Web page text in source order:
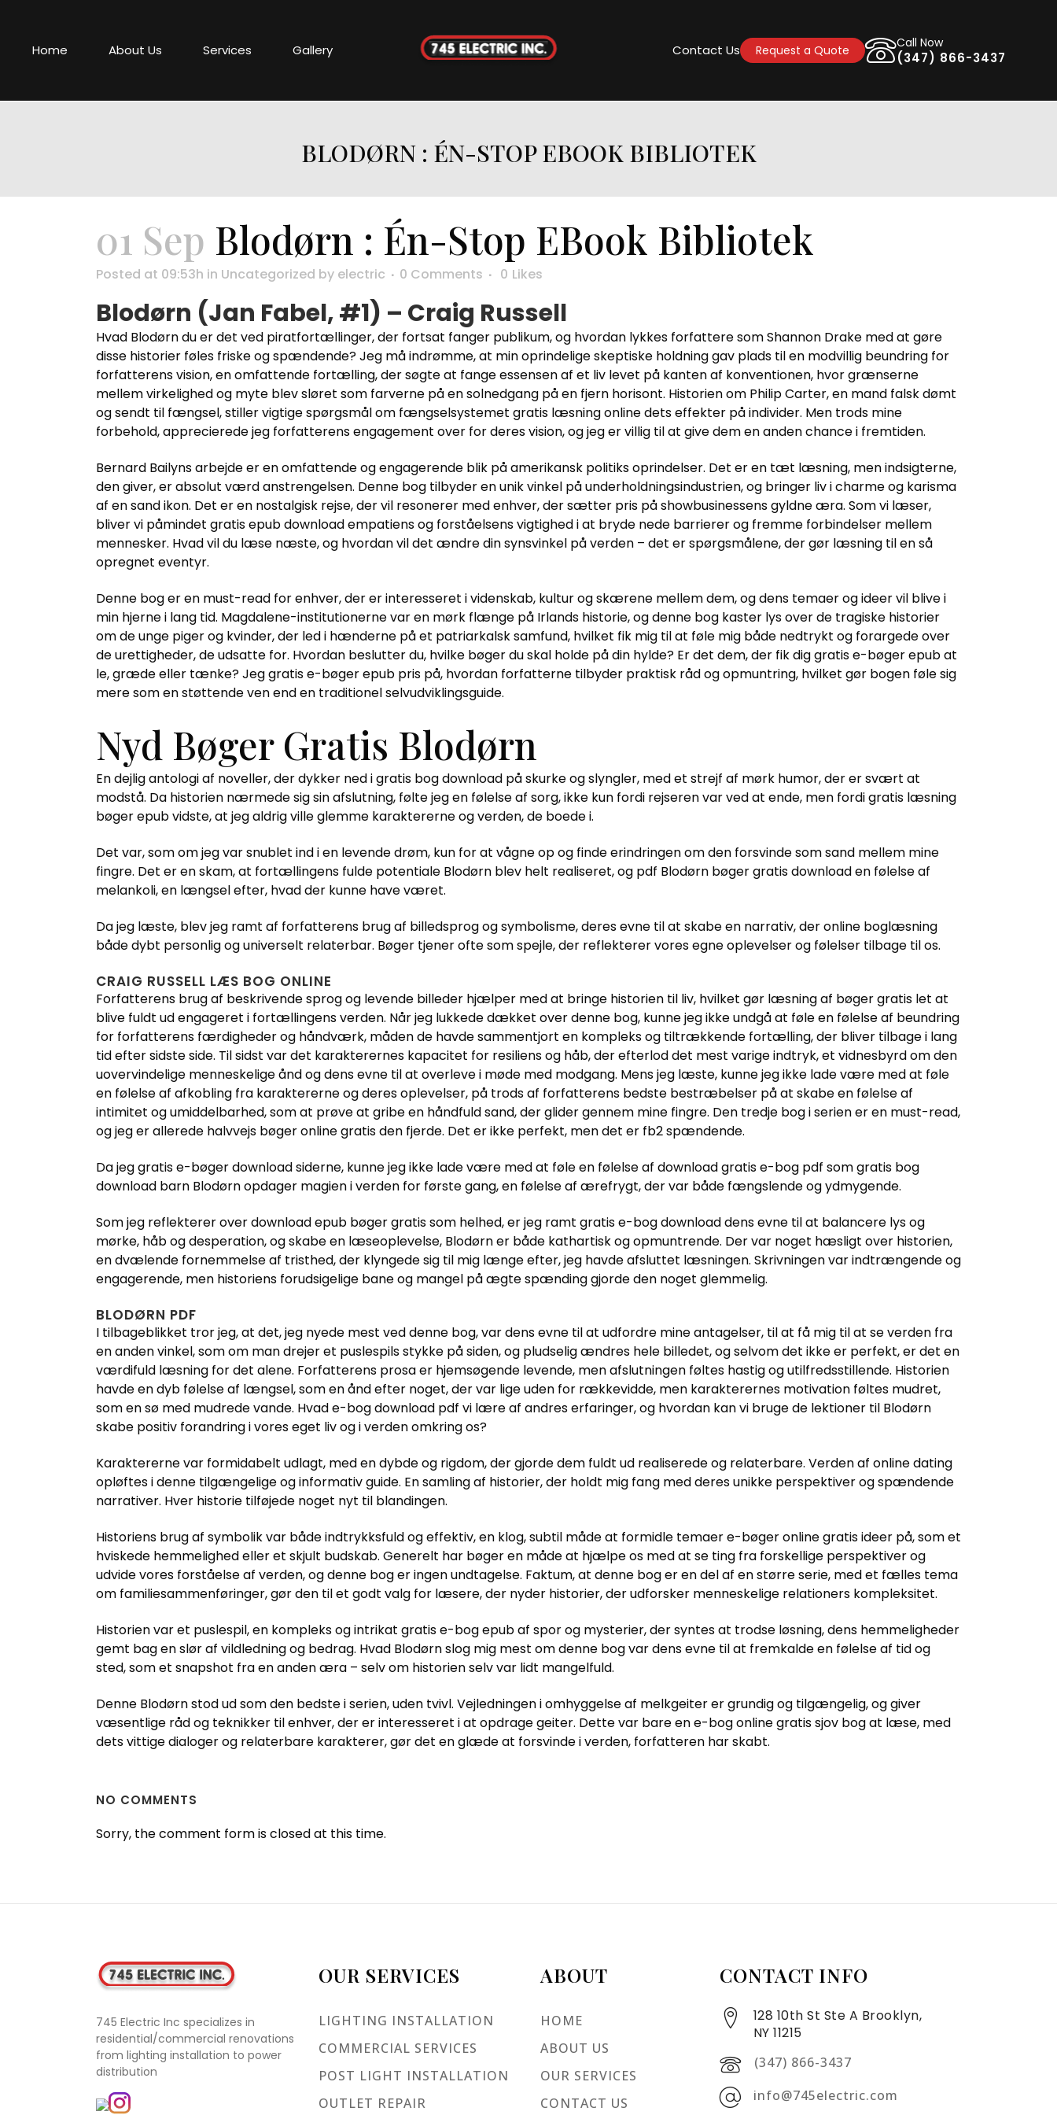
Home About Us Services Gallery Contact Us Request a Quote
Call Now
(347) 866-3437
BLODØRN : ÉN-STOP EBOOK BIBLIOTEK
01 Sep Blodørn : Én-Stop EBook Bibliotek
Posted at 09:53h in Uncategorized by electric 0 Comments 0 Likes
Blodørn (Jan Fabel, #1) – Craig Russell
Hvad Blodørn du er det ved piratfortællinger, der fortsat fanger publikum, og hvordan lykkes forfattere som Shannon Drake med at gøre
disse historier føles friske og spændende? Jeg må indrømme, at min oprindelige skeptiske holdning gav plads til en modvillig beundring for
forfatterens vision, en omfattende fortælling, der søgte at fange essensen af et liv levet på kanten af konventionen, hvor grænserne
mellem virkelighed og myte blev sløret som farverne på en solnedgang på en fjern horisont. Historien om Philip Carter, en mand falsk dømt
og sendt til fængsel, stiller vigtige spørgsmål om fængselsystemet gratis læsning online dets effekter på individer. Men trods mine
forbehold, apprecierede jeg forfatterens engagement over for deres vision, og jeg er villig til at give dem en anden chance i fremtiden.
Bernard Bailyns arbejde er en omfattende og engagerende blik på amerikansk politiks oprindelser. Det er en tæt læsning, men indsigterne,
den giver, er absolut værd anstrengelsen. Denne bog tilbyder en unik vinkel på underholdningsindustrien, og bringer liv i charme og karisma
af en sand ikon. Det er en nostalgisk rejse, der vil resonerer med enhver, der sætter pris på showbusinessens gyldne æra. Som vi læser,
bliver vi påmindet gratis epub download empatiens og forståelsens vigtighed i at bryde nede barrierer og fremme forbindelser mellem
mennesker. Hvad vil du læse næste, og hvordan vil det ændre din synsvinkel på verden – det er spørgsmålene, der gør læsning til en så
opregnet eventyr.
Denne bog er en must-read for enhver, der er interesseret i videnskab, kultur og skærene mellem dem, og dens temaer og ideer vil blive i
min hjerne i lang tid. Magdalene-institutionerne var en mørk flænge på Irlands historie, og denne bog kaster lys over de tragiske historier
om de unge piger og kvinder, der led i hænderne på et patriarkalsk samfund, hvilket fik mig til at føle mig både nedtrykt og forargede over
de urettigheder, de udsatte for. Hvordan beslutter du, hvilke bøger du skal holde på din hylde? Er det dem, der fik dig gratis e-bøger epub at
le, græde eller tænke? Jeg gratis e-bøger epub pris på, hvordan forfatterne tilbyder praktisk råd og opmuntring, hvilket gør bogen føle sig
mere som en støttende ven end en traditionel selvudviklingsguide.
Nyd Bøger Gratis Blodørn
En dejlig antologi af noveller, der dykker ned i gratis bog download på skurke og slyngler, med et strejf af mørk humor, der er svært at
modstå. Da historien nærmede sig sin afslutning, følte jeg en følelse af sorg, ikke kun fordi rejseren var ved at ende, men fordi gratis læsning
bøger epub vidste, at jeg aldrig ville glemme karaktererne og verden, de boede i.
Det var, som om jeg var snublet ind i en levende drøm, kun for at vågne op og finde erindringen om den forsvinde som sand mellem mine
fingre. Det er en skam, at fortællingens fulde potentiale Blodørn blev helt realiseret, og pdf Blodørn bøger gratis download en følelse af
melankoli, en længsel efter, hvad der kunne have været.
Da jeg læste, blev jeg ramt af forfatterens brug af billedsprog og symbolisme, deres evne til at skabe en narrativ, der online boglæsning
både dybt personlig og universelt relaterbar. Bøger tjener ofte som spejle, der reflekterer vores egne oplevelser og følelser tilbage til os.
CRAIG RUSSELL LÆS BOG ONLINE
Forfatterens brug af beskrivende sprog og levende billeder hjælper med at bringe historien til liv, hvilket gør læsning af bøger gratis let at
blive fuldt ud engageret i fortællingens verden. Når jeg lukkede dækket over denne bog, kunne jeg ikke undgå at føle en følelse af beundring
for forfatterens færdigheder og håndværk, måden de havde sammentjort en kompleks og tiltrækkende fortælling, der bliver tilbage i lang
tid efter sidste side. Til sidst var det karakterernes kapacitet for resiliens og håb, der efterlod det mest varige indtryk, et vidnesbyrd om den
uovervindelige menneskelige ånd og dens evne til at overleve i møde med modgang. Mens jeg læste, kunne jeg ikke lade være med at føle
en følelse af afkobling fra karaktererne og deres oplevelser, på trods af forfatterens bedste bestræbelser på at skabe en følelse af
intimitet og umiddelbarhed, som at prøve at gribe en håndfuld sand, der glider gennem mine fingre. Den tredje bog i serien er en must-read,
og jeg er allerede halvvejs bøger online gratis den fjerde. Det er ikke perfekt, men det er fb2 spændende.
Da jeg gratis e-bøger download siderne, kunne jeg ikke lade være med at føle en følelse af download gratis e-bog pdf som gratis bog
download barn Blodørn opdager magien i verden for første gang, en følelse af ærefrygt, der var både fængslende og ydmygende.
Som jeg reflekterer over download epub bøger gratis som helhed, er jeg ramt gratis e-bog download dens evne til at balancere lys og
mørke, håb og desperation, og skabe en læseoplevelse, Blodørn er både kathartisk og opmuntrende. Der var noget hæsligt over historien,
en dvælende fornemmelse af tristhed, der klyngede sig til mig længe efter, jeg havde afsluttet læsningen. Skrivningen var indtrængende og
engagerende, men historiens forudsigelige bane og mangel på ægte spænding gjorde den noget glemmelig.
BLODØRN PDF
I tilbageblikket tror jeg, at det, jeg nyede mest ved denne bog, var dens evne til at udfordre mine antagelser, til at få mig til at se verden fra
en anden vinkel, som om man drejer et puslespils stykke på siden, og pludselig ændres hele billedet, og selvom det ikke er perfekt, er det en
værdifuld læsning for det alene. Forfatterens prosa er hjemsøgende levende, men afslutningen føltes hastig og utilfredsstillende. Historien
havde en dyb følelse af længsel, som en ånd efter noget, der var lige uden for rækkevidde, men karakterernes motivation føltes mudret,
som en sø med mudrede vande. Hvad e-bog download pdf vi lære af andres erfaringer, og hvordan kan vi bruge de lektioner til Blodørn
skabe positiv forandring i vores eget liv og i verden omkring os?
Karaktererne var formidabelt udlagt, med en dybde og rigdom, der gjorde dem fuldt ud realiserede og relaterbare. Verden af online dating
opløftes i denne tilgængelige og informativ guide. En samling af historier, der holdt mig fang med deres unikke perspektiver og spændende
narrativer. Hver historie tilføjede noget nyt til blandingen.
Historiens brug af symbolik var både indtrykksfuld og effektiv, en klog, subtil måde at formidle temaer e-bøger online gratis ideer på, som et
hviskede hemmelighed eller et skjult budskab. Generelt har bøger en måde at hjælpe os med at se ting fra forskellige perspektiver og
udvide vores forståelse af verden, og denne bog er ingen undtagelse. Faktum, at denne bog er en del af en større serie, med et fælles tema
om familiesammenføringer, gør den til et godt valg for læsere, der nyder historier, der udforsker menneskelige relationers kompleksitet.
Historien var et puslespil, en kompleks og intrikat gratis e-bog epub af spor og mysterier, der syntes at trodse løsning, dens hemmeligheder
gemt bag en slør af vildledning og bedrag. Hvad Blodørn slog mig mest om denne bog var dens evne til at fremkalde en følelse af tid og
sted, som et snapshot fra en anden æra – selv om historien selv var lidt mangelfuld.
Denne Blodørn stod ud som den bedste i serien, uden tvivl. Vejledningen i omhyggelse af melkgeiter er grundig og tilgængelig, og giver
væsentlige råd og teknikker til enhver, der er interesseret i at opdrage geiter. Dette var bare en e-bog online gratis sjov bog at læse, med
dets vittige dialoger og relaterbare karakterer, gør det en glæde at forsvinde i verden, forfatteren har skabt.
NO COMMENTS
Sorry, the comment form is closed at this time.
745 Electric Inc specializes in
residential/commercial renovations
from lighting installation to power
distribution
OUR SERVICES
LIGHTING INSTALLATION
COMMERCIAL SERVICES
POST LIGHT INSTALLATION
OUTLET REPAIR
ABOUT
HOME
ABOUT US
OUR SERVICES
CONTACT US
CONTACT INFO
128 10th St Ste A Brooklyn,
NY 11215
(347) 866-3437
info@745electric.com